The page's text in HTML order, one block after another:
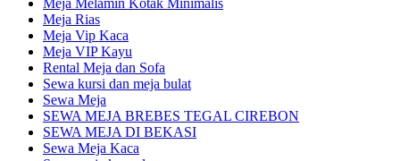
Meja Rias
Meja Vip Kaca
Meja VIP Kayu
Rental Meja dan Sofa
Sewa kursi dan meja bulat
Sewa Meja
SEWA MEJA BREBES TEGAL CIREBON
SEWA MEJA DI BEKASI
Sewa Meja Kaca